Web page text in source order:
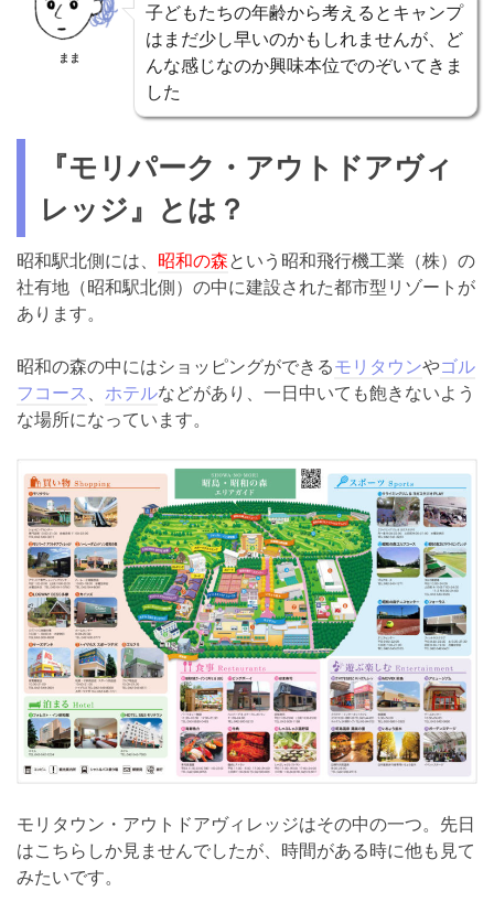
まま
子どもたちの年齢から考えるとキャンプ
はまだ少し早いのかもしれませんが、ど
んな感じなのか興味本位でのぞいてきま
した
『モリパーク・アウトドアヴィ
レッジ』とは？
昭和駅北側には、 昭和の森という昭和飛行機工業（株）の
社有地（昭和駅北側）の中に建設された都市型リゾートが
あります。
昭和の森の中にはショッピングができるモリタウンやゴル
フコース
ホテルなどがあり、一日中いても飽きないよう
な場所になっています。
モリタウン・アウトドアヴィレッジはその中の一つ。先日
はこちらしか見ませんでしたが、時間がある時に他も見て
みたいです。